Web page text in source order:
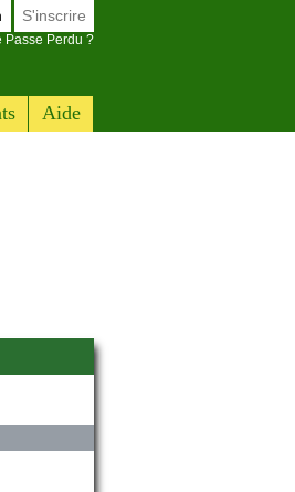
Aide
S'inscrire
Passe Perdu ?